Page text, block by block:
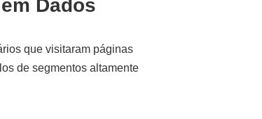
Dados
que visitaram páginas
de segmentos altamente